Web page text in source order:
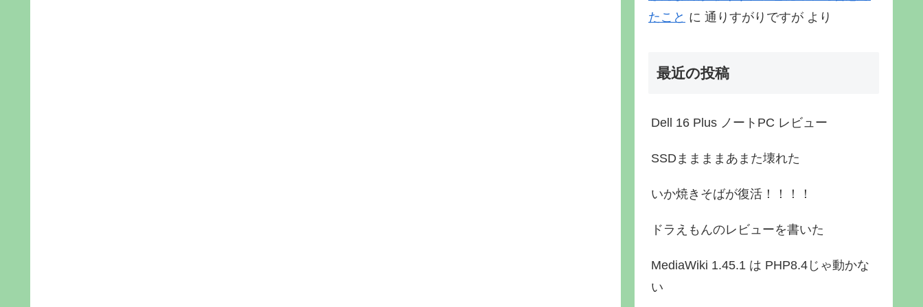
たこと に 通りすがりですが より
最近の投稿
Dell 16 Plus ノートPC レビュー
SSDままままあまた壊れた
いか焼きそばが復活！！！！
ドラえもんのレビューを書いた
MediaWiki 1.45.1 は PHP8.4じゃ動かな
い